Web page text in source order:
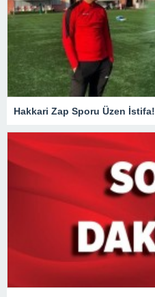
Hakkari Zap Sporu Üzen İstifa!